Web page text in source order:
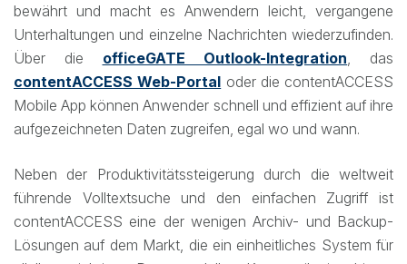
bewährt und macht es Anwendern leicht, vergangene
Unterhaltungen und einzelne Nachrichten wiederzufinden.
Über die officeGATE Outlook-Integration , das
contentACCESS Web-Portal oder die contentACCESS
Mobile App können Anwender schnell und effizient auf ihre
aufgezeichneten Daten zugreifen, egal wo und wann.
Neben der Produktivitätssteigerung durch die weltweit
führende Volltextsuche und den einfachen Zugriff ist
contentACCESS eine der wenigen Archiv- und Backup-
Lösungen auf dem Markt, die ein einheitliches System für